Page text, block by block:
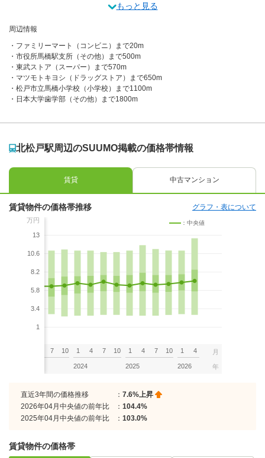
もっと見る
周辺情報
ファミリーマート（コンビニ）まで20m
市役所馬橋駅支所（その他）まで500m
東武ストア（スーパー）まで570m
マツモトキヨシ（ドラッグストア）まで650m
松戸市立馬橋小学校（小学校）まで1100m
日本大学歯学部（その他）まで1800m
北松戸駅周辺のSUUMO掲載の価格帯情報
賃貸 中古マンション
賃貸物件の価格帯推移 グラフ・表について
万円
13
10.6
8.2
5.8
3.4
1
：中央値
7 10 1 4 7 10
2024
1 4 7 10
2025
1 4
2026
月
年
直近3年間の価格推移 ： 7.6%上昇
2026年04月中央値の前年比
： 104.4%
2025年04月中央値の前年比
： 103.0%
賃貸物件の価格帯